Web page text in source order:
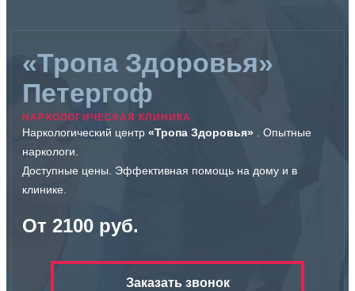
«Тропа Здоровья»
Петергоф
НАРКОЛОГИЧЕСКАЯ КЛИНИКА
Наркологический центр «Тропа Здоровья»
. Опытные
наркологи.
Доступные цены. Эффективная помощь на дому и в
клинике.
От 2100 руб.
Заказать звонок